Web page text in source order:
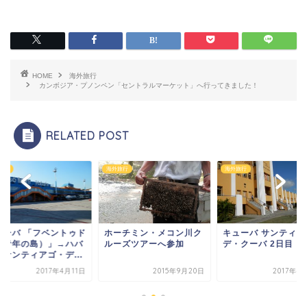
HOME
海外旅行
カンボジア・プノンペン「セントラルマーケット」へ行ってきました！
RELATED POST
チミン・メコン川ク
ズツアーへ参加
2015年9月20日
海外旅行
キューバ サンティアゴ・
デ・クーバ 2日目
2017年4月13日
海外旅行
キューバ 「フベン
島（青年の島）」→
2017年4